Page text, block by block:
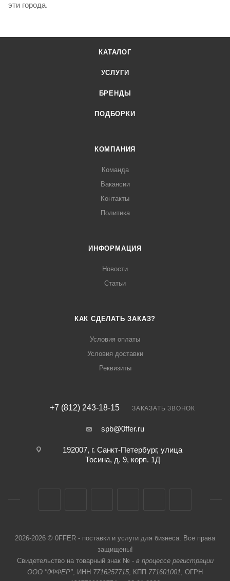
эти города.
КАТАЛОГ
УСЛУГИ
БРЕНДЫ
ПОДБОРКИ
КОМПАНИЯ
Команда
Вакансии
Контакты
Политика
ИНФОРМАЦИЯ
Новости
Статьи
КАК СДЕЛАТЬ ЗАКАЗ?
Условия оплаты
Условия доставки
Реквизиты
+7 (812) 243-18-15 ЗАКАЗАТЬ ЗВОНОК
spb@0ffer.ru
192007, г. Санкт-Петербург, улица
Тосина, д. 9, корп. 1Д
2026-2026 © 0FFER - поставки и услуги для бизнеса. Все права
защищены!
Свидетельство на товарный знак № - в процессе регистрации
ООО "0ФФЕР", ИНН 7716257715, КПП 771601001, ОГРН